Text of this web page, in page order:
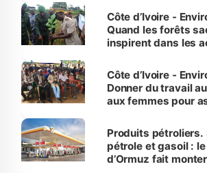
Côte d’Ivoire -
Quand les forêts
inspirent dans les
Côte d’Ivoire -
Donner du travail
aux femmes pour
menacées
Produits pétroliers.
pétrole et gasoil :
d’Ormuz fait